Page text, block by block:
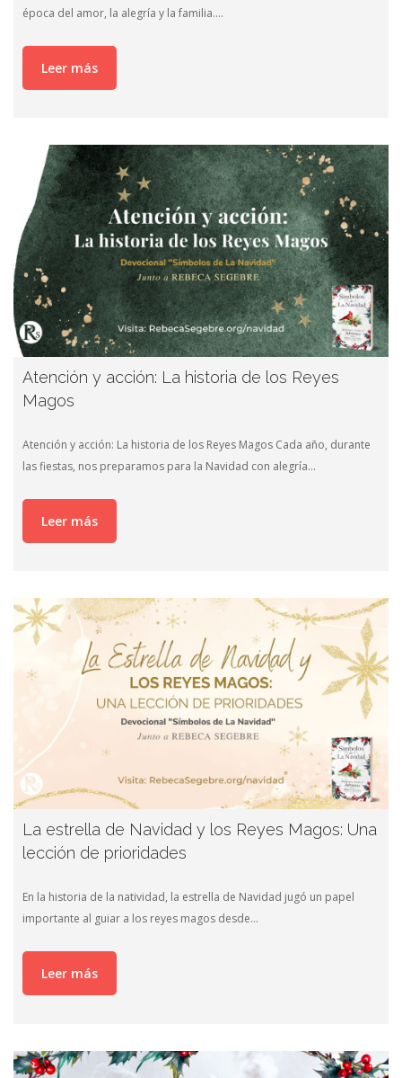
época del amor, la alegría y la familia….
Leer más
Atención y acción: La historia de los Reyes
Magos
Atención y acción: La historia de los Reyes Magos Cada año, durante
las fiestas, nos preparamos para la Navidad con alegría…
Leer más
La estrella de Navidad y los Reyes Magos: Una
lección de prioridades
En la historia de la natividad, la estrella de Navidad jugó un papel
importante al guiar a los reyes magos desde…
Leer más